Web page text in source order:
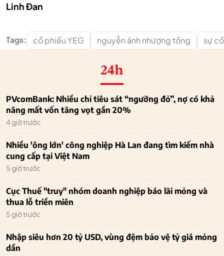
Linh Đan
Tags: cổ phiếu YEG nguyễn ảnh nhượng tống sự
24h
PVcomBank: Nhiều chỉ tiêu sát “ngưỡng đỏ”, nợ có khả
năng mất vốn tăng vọt gần 20%
4 giờ trước
Nhiều 'ông lớn' công nghiệp Hà Lan đang tìm kiếm nhà
cung cấp tại Việt Nam
5 giờ trước
Cục Thuế "truy" nhóm doanh nghiệp báo lãi mỏng và
thua lỗ triền miên
5 giờ trước
Nhập siêu hơn 20 tỷ USD, vùng đệm bảo vệ tỷ giá mỏng
dần